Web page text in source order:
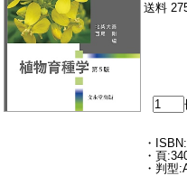
送料
・
・頁
・判型